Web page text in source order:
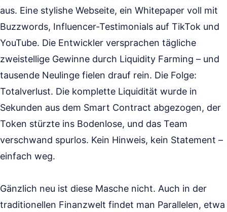
aus. Eine stylishe Webseite, ein Whitepaper voll mit
Buzzwords, Influencer-Testimonials auf TikTok und
YouTube. Die Entwickler versprachen tägliche
zweistellige Gewinne durch Liquidity Farming – und
tausende Neulinge fielen drauf rein. Die Folge:
Totalverlust. Die komplette Liquidität wurde in
Sekunden aus dem Smart Contract abgezogen, der
Token stürzte ins Bodenlose, und das Team
verschwand spurlos. Kein Hinweis, kein Statement –
einfach weg.
Gänzlich neu ist diese Masche nicht. Auch in der
traditionellen Finanzwelt findet man Parallelen, etwa